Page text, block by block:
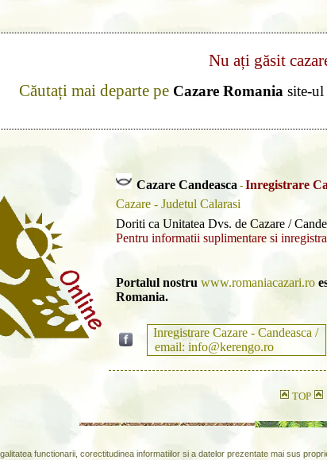
Nu ați găsit
Căutați mai departe pe Cazare Romania site-ul
Cazare Candeasca - Inregistrare
Cazare - Judetul Calarasi
Doriti ca Unitatea Dvs. de Cazare /
Pentru informatii suplimentare si
Portalul nostru www.romaniacazari.ro
Romania.
Inregistrare Cazare - Candeasca /
email: info@kerengo.ro
TOP
functionarii, corectitudinea informatiilor si a datelor prezentate mai sus